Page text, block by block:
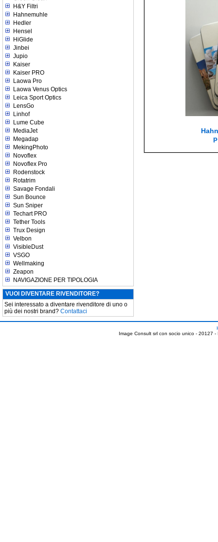
H&Y Filtri
Hahnemuhle
Hedler
Hensel
HiGlide
Jinbei
Jupio
Kaiser
Kaiser PRO
Laowa Pro
Laowa Venus Optics
Leica Sport Optics
LensGo
Linhof
Lume Cube
MediaJet
Megadap
MekingPhoto
Novoflex
Novoflex Pro
Rodenstock
Rotatrim
Savage Fondali
Sun Bounce
Sun Sniper
Techart PRO
Tether Tools
Trux Design
Velbon
VisibleDust
VSGO
Wellmaking
Zeapon
NAVIGAZIONE PER TIPOLOGIA
VUOI DIVENTARE RIVENDITORE?
Sei interessato a diventare rivenditore di uno o
più dei nostri brand? Contattaci
Image Consult srl con socio unico - 20127